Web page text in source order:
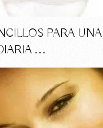
PARA
…